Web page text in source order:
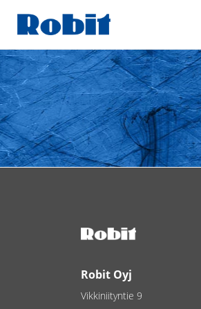
Skip
to
content
Robit Oyj
Vikkiniityntie 9